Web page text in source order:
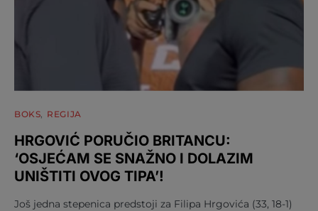
BOKS REGIJA
HRGOVIĆ PORUČIO BRITANCU:
‘OSJEĆAM SE SNAŽNO I DOLAZIM
UNIŠTITI OVOG TIPA’!
Još jedna stepenica predstoji za Filipa Hrgovića (33, 18-1)